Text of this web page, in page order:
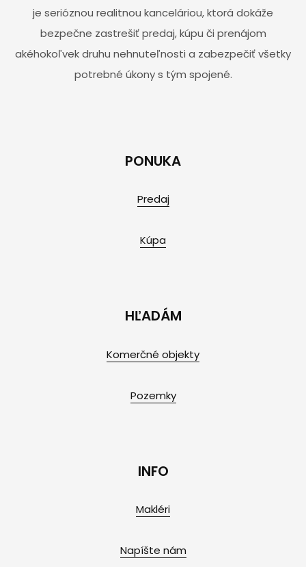
je serióznou realitnou kanceláriou, ktorá dokáže
bezpečne zastrešiť predaj, kúpu či prenájom
akéhokoľvek druhu nehnuteľnosti a zabezpečiť všetky
potrebné úkony s tým spojené.
PONUKA
Predaj
Kúpa
HĽADÁM
Komerčné objekty
Pozemky
INFO
Makléri
Napíšte nám